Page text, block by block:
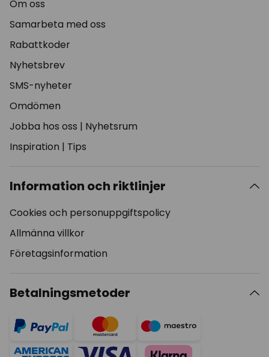
Om oss
Samarbeta med oss
Rabattkoder
Nyhetsbrev
SMS-nyheter
Omdömen
Jobba hos oss | Nyhetsrum
Inspiration | Tips
Information och riktlinjer
Cookies och personuppgiftspolicy
Allmänna villkor
Företagsinformation
Betalningsmetoder